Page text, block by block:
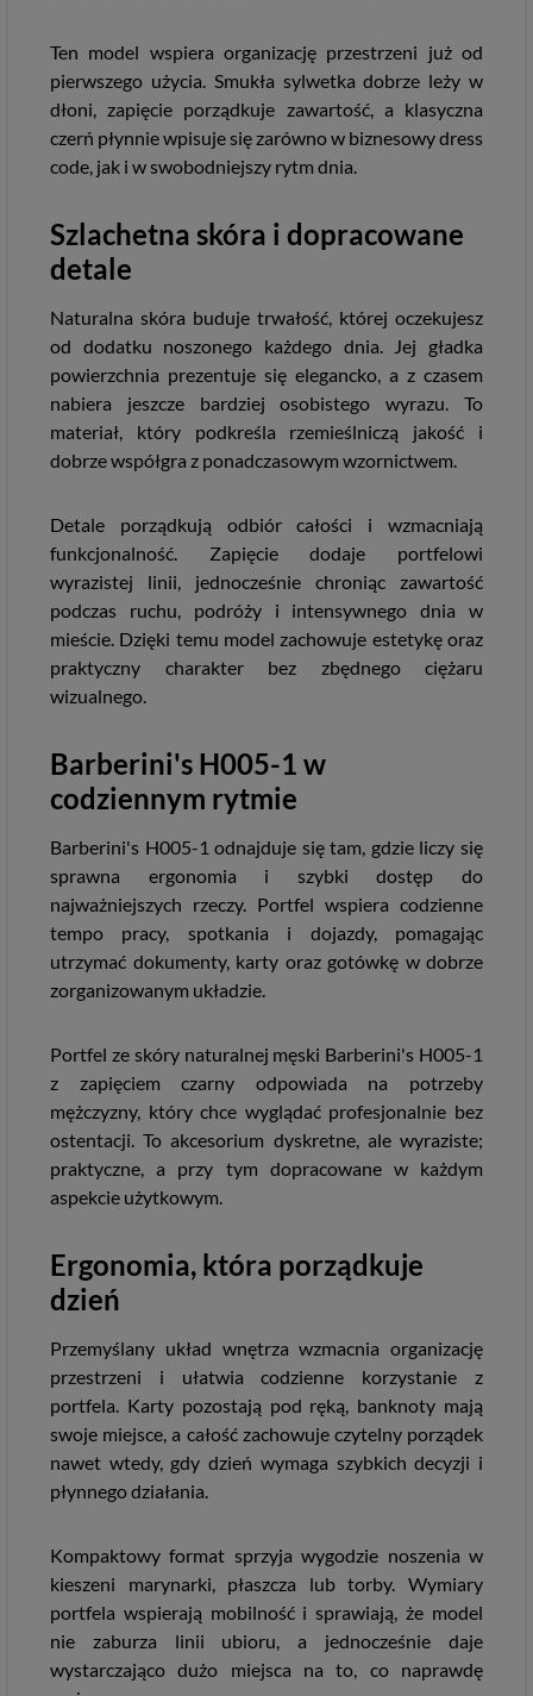
Ten model wspiera organizację przestrzeni już od
pierwszego użycia. Smukła sylwetka dobrze leży w
dłoni, zapięcie porządkuje zawartość, a klasyczna
czerń płynnie wpisuje się zarówno w biznesowy dress
code, jak i w swobodniejszy rytm dnia.
Szlachetna skóra i dopracowane
detale
Naturalna skóra buduje trwałość, której oczekujesz
od dodatku noszonego każdego dnia. Jej gładka
powierzchnia prezentuje się elegancko, a z czasem
nabiera jeszcze bardziej osobistego wyrazu. To
materiał, który podkreśla rzemieślniczą jakość i
dobrze współgra z ponadczasowym wzornictwem.
Detale porządkują odbiór całości i wzmacniają
funkcjonalność. Zapięcie dodaje portfelowi
wyrazistej linii, jednocześnie chroniąc zawartość
podczas ruchu, podróży i intensywnego dnia w
mieście. Dzięki temu model zachowuje estetykę oraz
praktyczny charakter bez zbędnego ciężaru
wizualnego.
Barberini's H005-1 w
codziennym rytmie
Barberini's H005-1 odnajduje się tam, gdzie liczy się
sprawna ergonomia i szybki dostęp do
najważniejszych rzeczy. Portfel wspiera codzienne
tempo pracy, spotkania i dojazdy, pomagając
utrzymać dokumenty, karty oraz gotówkę w dobrze
zorganizowanym układzie.
Portfel ze skóry naturalnej męski Barberini's H005-1
z zapięciem czarny odpowiada na potrzeby
mężczyzny, który chce wyglądać profesjonalnie bez
ostentacji. To akcesorium dyskretne, ale wyraziste;
praktyczne, a przy tym dopracowane w każdym
aspekcie użytkowym.
Ergonomia, która porządkuje
dzień
Przemyślany układ wnętrza wzmacnia organizację
przestrzeni i ułatwia codzienne korzystanie z
portfela. Karty pozostają pod ręką, banknoty mają
swoje miejsce, a całość zachowuje czytelny porządek
nawet wtedy, gdy dzień wymaga szybkich decyzji i
płynnego działania.
Kompaktowy format sprzyja wygodzie noszenia w
kieszeni marynarki, płaszcza lub torby. Wymiary
portfela wspierają mobilność i sprawiają, że model
nie zaburza linii ubioru, a jednocześnie daje
wystarczająco dużo miejsca na to, co naprawdę